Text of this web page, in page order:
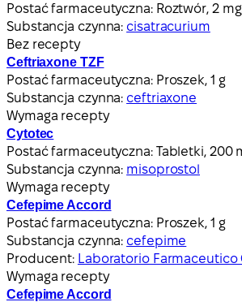
Postać farmaceutyczna: Roztwór, 2
Substancja czynna: cisatracurium
Bez recepty
Ceftriaxone TZF
Postać farmaceutyczna: Proszek, 1 g
Substancja czynna: ceftriaxone
Wymaga recepty
Cytotec
Postać farmaceutyczna: Tabletki, 200
Substancja czynna: misoprostol
Wymaga recepty
Cefepime Accord
Postać farmaceutyczna: Proszek, 1 g
Substancja czynna: cefepime
Producent: Laboratorio Farmaceutico
Wymaga recepty
Cefepime Accord